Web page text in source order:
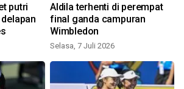
putri
Aldila terhenti di perempat
final ganda campuran
Wimbledon
Selasa, 7 Juli 2026